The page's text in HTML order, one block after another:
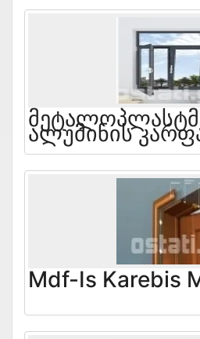
Ალუმინის
Mdf-Is Karebis